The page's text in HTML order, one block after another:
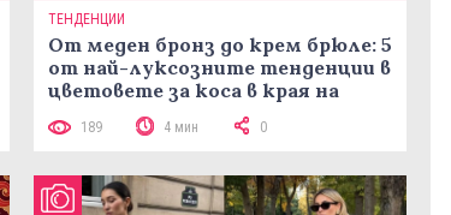
ТЕНДЕНЦИИ
От меден бронз до крем брюле: 5
от най-луксозните тенденции в
цветовете за коса в края на
189 4 мин 0